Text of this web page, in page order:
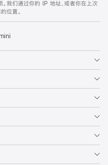
我们通过你的 IP 地址，或者你在上次
位置。